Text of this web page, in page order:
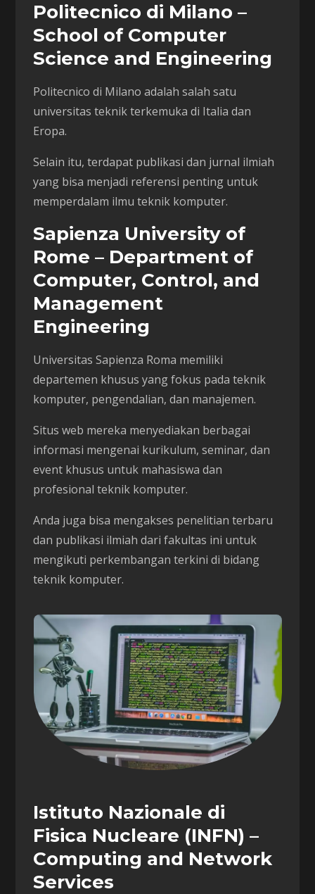
Politecnico di Milano –
School of Computer
Science and Engineering
Politecnico di Milano adalah salah satu
universitas teknik terkemuka di Italia dan
Eropa.
Selain itu, terdapat publikasi dan jurnal ilmiah
yang bisa menjadi referensi penting untuk
memperdalam ilmu teknik komputer.
Sapienza University of
Rome – Department of
Computer, Control, and
Management
Engineering
Universitas Sapienza Roma memiliki
departemen khusus yang fokus pada teknik
komputer, pengendalian, dan manajemen.
Situs web mereka menyediakan berbagai
informasi mengenai kurikulum, seminar, dan
event khusus untuk mahasiswa dan
profesional teknik komputer.
Anda juga bisa mengakses penelitian terbaru
dan publikasi ilmiah dari fakultas ini untuk
mengikuti perkembangan terkini di bidang
teknik komputer.
Istituto Nazionale di
Fisica Nucleare (INFN) –
Computing and Network
Services